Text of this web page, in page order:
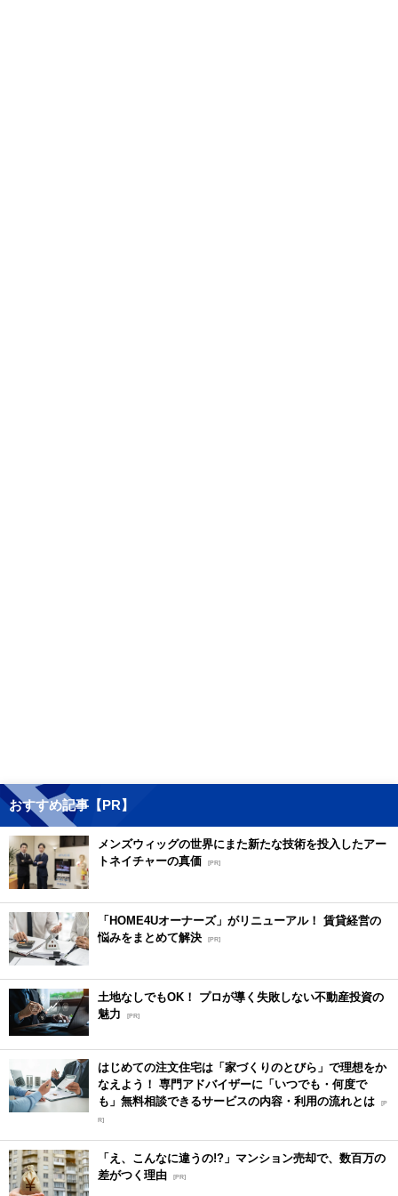
おすすめ記事【PR】
メンズウィッグの世界にまた新たな技術を投入したアー
トネイチャーの真価 [PR]
「HOME4Uオーナーズ」がリニューアル！ 賃貸経営の
悩みをまとめて解決 [PR]
土地なしでもOK！ プロが導く失敗しない不動産投資の
魅力
[PR]
はじめての注文住宅は「家づくりのとびら」で理想をか
なえよう！ 専門アドバイザーに「いつでも・何度で
も」無料相談できるサービスの内容・利用の流れとは [P
R]
「え、こんなに違うの!?」マンション売却で、数百万の
差がつく理由 [PR]